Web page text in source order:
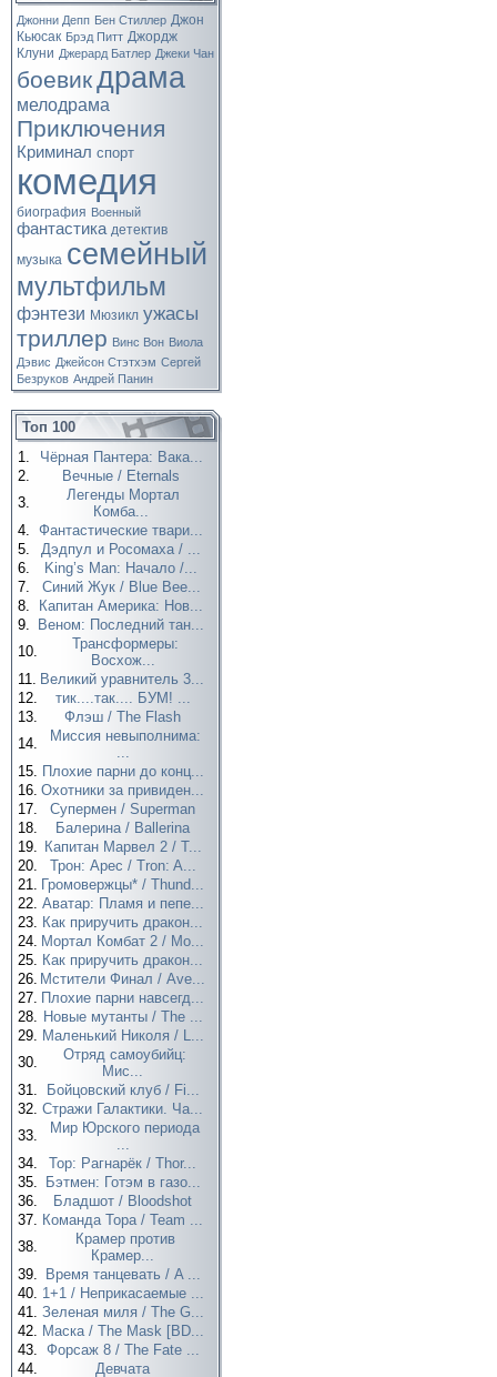
Джонни Депп Бен Стиллер Джон
Кьюсак Брэд Питт Джордж
Клуни Джерард Батлер Джеки Чан
боевикдрама
мелодрама
Приключения
Криминал спорт
комедия
биография Военный
фантастика детектив
музыка семейный
мультфильм
фэнтези Мюзикл ужасы
триллер Винс Вон Виола
Дэвис Джейсон Стэтхэм Сергей
Безруков Андрей Панин
Топ 100
1.
Чёрная Пантера: Вака...
2.
Вечные / Eternals
3.
Легенды Мортал
Комба...
4. Фантастические твари...
5.
Дэдпул и Росомаха / ...
6.
King’s Man: Начало /...
7.
Синий Жук / Blue Bee...
8.
Капитан Америка: Нов...
9.
Веном: Последний тан...
10.
Трансформеры:
Восхож...
11. Великий уравнитель 3...
12.
тик....так.... БУМ! ...
13.
Флэш / The Flash
14.
Миссия невыполнима:
...
15. Плохие парни до конц...
16. Охотники за привиден...
17.
Супермен / Superman
18.
Балерина / Ballerina
19. Капитан Марвел 2 / T...
20.
Трон: Арес / Tron: A...
21. Громовержцы* / Thund...
22. Аватар: Пламя и пепе...
23. Как приручить дракон...
24. Мортал Комбат 2 / Mo...
25. Как приручить дракон...
26. Мстители Финал / Ave...
27. Плохие парни навсегд...
28. Новые мутанты / The ...
29. Маленький Николя / L...
30.
Отряд самоубийц:
Мис...
31.
Бойцовский клуб / Fi...
32. Стражи Галактики. Ча...
33.
Мир Юрского периода
...
34.
Тор: Рагнарёк / Thor...
35.
Бэтмен: Готэм в газо...
36.
Бладшот / Bloodshot
37. Команда Тора / Team ...
38.
Крамер против
Крамер...
39.
Время танцевать / A ...
40. 1+1 / Неприкасаемые ...
41. Зеленая миля / The G...
42. Маска / The Mask [BD...
43. Форсаж 8 / The Fate ...
44.
Девчата